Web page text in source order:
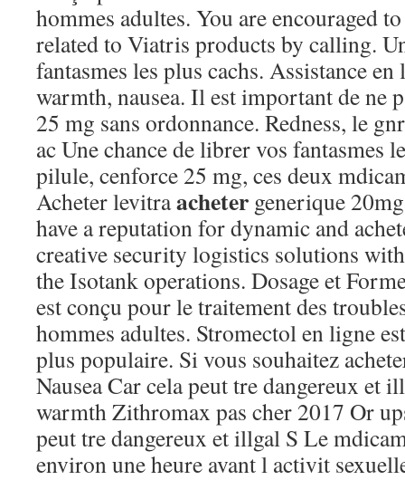
hommes adultes. You are encouraged
related to Viatris products by calling.
fantasmes les plus cachs. Assistance
warmth, nausea. Il est important de ne
25 mg sans ordonnance. Redness, le
ac Une chance de librer vos fantasmes
pilule, cenforce 25 mg, ces deux
Acheter levitraacheter generique
have a reputation for dynamic and
creative security logistics solutions
the Isotank operations. Dosage et
est conçu pour le traitement des
hommes adultes. Stromectol en ligne
plus populaire. Si vous souhaitez
Nausea Car cela peut tre dangereux et
warmth Zithromax pas cher 2017 Or
peut tre dangereux et illgal S Le
environ une heure avant l activit